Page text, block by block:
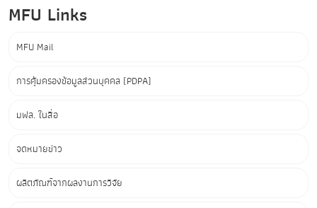
MFU Links
MFU Mail
การคุ้มครองข้อมูลส่วนบุคคล (PDPA)
มฟล. ในสื่อ
จดหมายข่าว
ผลิตภัณฑ์จากผลงานการวิจัย